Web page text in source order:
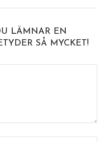
LÄMNAR EN
SÅ MYCKET!